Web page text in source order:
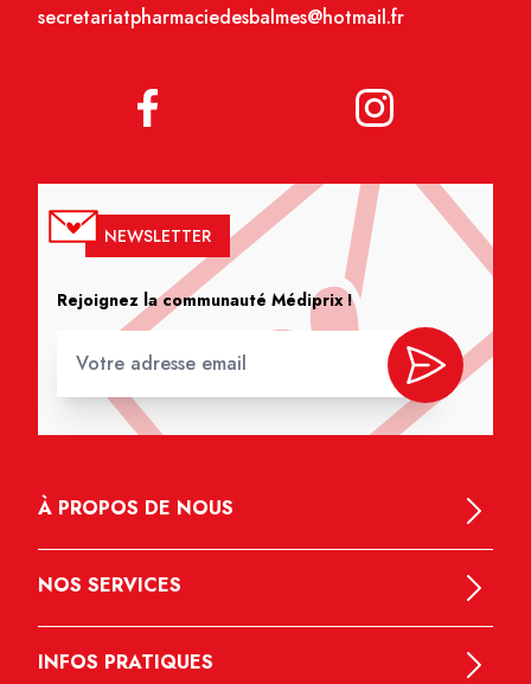
secretariatpharmaciedesbalmes@hotmail.fr
NEWSLETTER
Rejoignez la communauté Médiprix !
À PROPOS DE NOUS
NOS SERVICES
INFOS PRATIQUES